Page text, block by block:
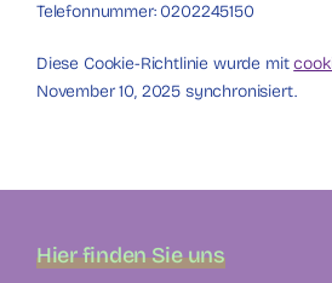
Telefonnummer: 0202245150
Diese Cookie-Richtlinie wurde mit
November 10, 2025 synchronisiert.
Hier finden Sie uns